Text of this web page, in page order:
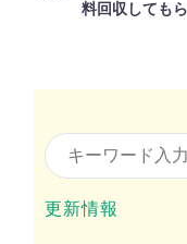
料回収しても
更新情報